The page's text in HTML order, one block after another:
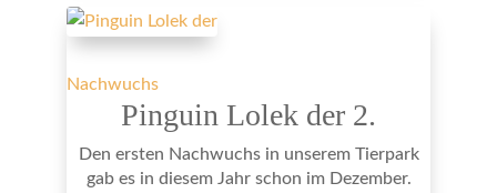
Nachwuchs
Pinguin Lolek der 2.
Den ersten Nachwuchs in unserem Tierpark
gab es in diesem Jahr schon im Dezember.